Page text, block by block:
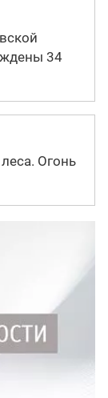
34
Огонь